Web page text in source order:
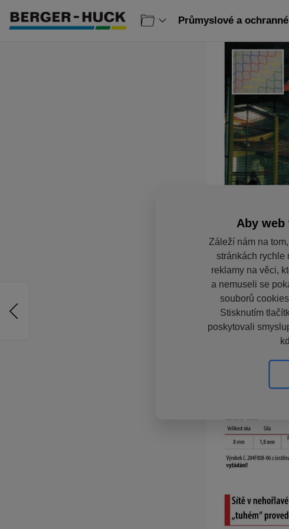
Průmyslové a
Aby
Záleží nám na
stránkách rychle
reklamy na věci,
a nemuseli se
souborů
Stisknutím
poskytovali